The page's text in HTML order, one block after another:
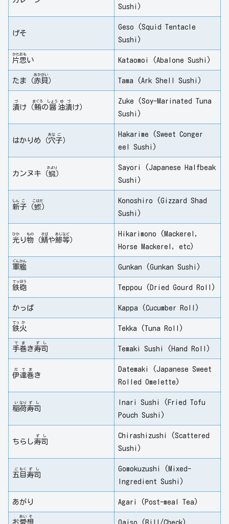
Sushi)
げそ
Geso (Squid Tentacle
Sushi)
片
かた
思
おも
い Kataomoi (Abalone Sushi)
たま（赤
あか
貝
がい
） Tama (Ark Shell Sushi)
漬
づ
け（鮪
まぐろ
の醤
しょう
油
ゆ
漬
づ
け）
Zuke (Soy-Marinated Tuna
Sushi)
はかりめ（穴
あな
子
ご
）
Hakarime (Sweet Conger
eel Sushi)
カンヌキ（鱵
さより
）
Sayori (Japanese Halfbeak
Sushi)
新
しん
子
こ
（鰶
こはだ
）
Konoshiro (Gizzard Shad
Sushi)
光
ひか
り物
もの
（鯖
さば
や鯵
あじ
等
など
）
Hikarimono (Mackerel,
Horse Mackerel, etc)
軍
ぐん
艦
かん
Gunkan (Gunkan Sushi)
鉄
てっ
砲
ぽう
Teppou (Dried Gourd Roll)
かっぱ Kappa (Cucumber Roll)
鉄
てっ
火
か
Tekka (Tuna Roll)
手
て
巻
ま
き寿
ず
司
し
Temaki Sushi (Hand Roll)
伊
だ
達
て
巻
ま
き
Datemaki (Japanese Sweet
Rolled Omelette)
稲
い
荷
なり
寿
ず
司
し
Inari Sushi (Fried Tofu
Pouch Sushi)
ちらし寿
ず
司
し
Chirashizushi (Scattered
Sushi)
五
ご
目
もく
寿
ず
司
し
Gomokuzushi (Mixed-
Ingredient Sushi)
あがり Agari (Post-meal Tea)
お愛
あい
想
そ
Oaiso (Bill/Check)